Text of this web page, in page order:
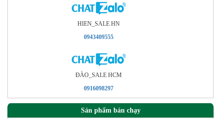
HIEN_SALE HN
0943409555
ÐÀO_SALE HCM
0916098297
Sản phẩm bán chạy